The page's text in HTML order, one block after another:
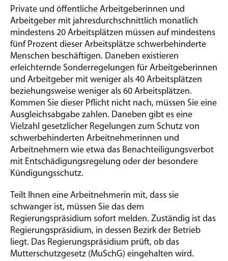
Private und öffentliche Arbeitgeberinnen und
Arbeitgeber mit jahresdurchschnittlich monatlich
mindestens 20 Arbeitsplätzen müssen auf mindestens
fünf Prozent dieser Arbeitsplätze schwerbehinderte
Menschen beschäftigen. Daneben existieren
erleichternde Sonderregelungen für Arbeitgeberinnen
und Arbeitgeber mit weniger als 40 Arbeitsplätzen
beziehungsweise weniger als 60 Arbeitsplätzen.
Kommen Sie dieser Pflicht nicht nach, müssen Sie eine
Ausgleichsabgabe zahlen. Daneben gibt es eine
Vielzahl gesetzlicher Regelungen zum Schutz von
schwerbehinderten Arbeitnehmerinnen und
Arbeitnehmern wie etwa das Benachteiligungsverbot
mit Entschädigungsregelung oder der besondere
Kündigungsschutz.
Teilt Ihnen eine Arbeitnehmerin mit, dass sie
schwanger ist, müssen Sie das dem
Regierungspräsidium sofort melden. Zuständig ist das
Regierungspräsidium, in dessen Bezirk der Betrieb
liegt. Das Regierungspräsidium prüft, ob das
Mutterschutzgesetz (MuSchG) eingehalten wird.